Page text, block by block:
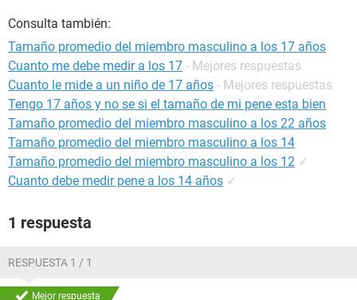
Consulta también:
Tamaño promedio del miembro masculino a los 17 años
Cuanto me debe medir a los 17 - Mejores respuestas
Cuanto le mide a un niño de 17 años - Mejores respuestas
Tengo 17 años y no se si el tamaño de mi pene esta bien
Tamaño promedio del miembro masculino a los 22 años
Tamaño promedio del miembro masculino a los 14
Tamaño promedio del miembro masculino a los 12 ✓
Cuanto debe medir pene a los 14 años ✓
1 respuesta
RESPUESTA 1 / 1
Mejor respuesta